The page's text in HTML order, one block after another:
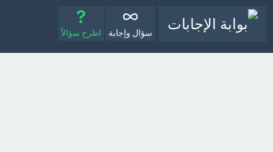
سؤال وإجابة اطرح سؤالاً